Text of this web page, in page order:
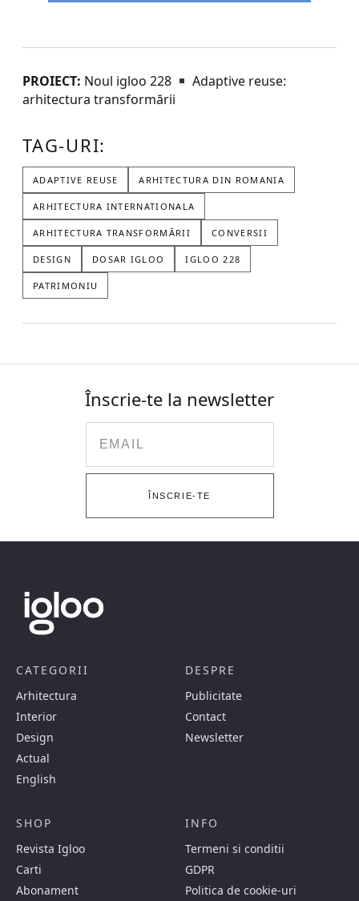
PROIECT: Noul igloo 228
Adaptive reuse:
arhitectura transformării
TAG-URI:
ADAPTIVE REUSE ARHITECTURA DIN ROMANIA
ARHITECTURA INTERNATIONALA
ARHITECTURA TRANSFORMĂRII CONVERSII
DESIGN DOSAR IGLOO IGLOO 228
PATRIMONIU
Înscrie-te la newsletter
ÎNSCRIE-TE
CATEGORII
Arhitectura
Interior
Design
Actual
English
DESPRE
Publicitate
Contact
Newsletter
SHOP
Revista Igloo
Carti
Abonament
INFO
Termeni si conditii
GDPR
Politica de cookie-uri